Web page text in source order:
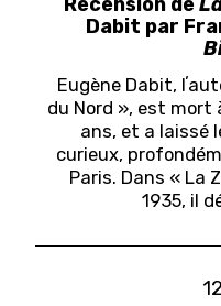
Dabit par
Eugène Dabit, lʼ
du Nord », est mort
ans, et a laissé
curieux,
Paris. Dans « La
1935, il